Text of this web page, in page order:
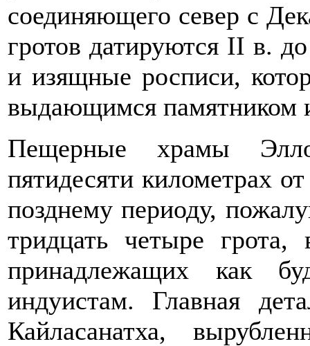
соединяющего север с
гротов датируются II в.
и изящные росписи,
выдающимся памятником
Пещерные храмы
пятидесяти километрах
позднему периоду,
тридцать четыре
принадлежащих как
индуистам. Главная
Кайласанатха,